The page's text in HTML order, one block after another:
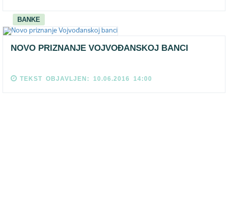
BANKE
NOVO PRIZNANJE VOJVOĐANSKOJ BANCI
TEKST OBJAVLJEN: 10.06.2016 14:00